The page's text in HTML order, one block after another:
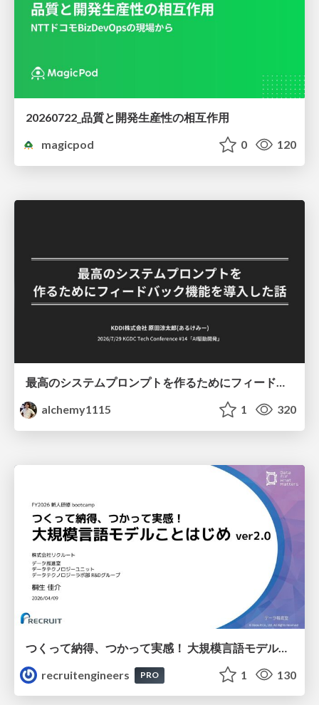
20260722_品質と開発生産性の相互作用
magicpod
0 120
最高のシステムプロンプトを作るためにフィードバック機能を導入した話
alchemy1115
1 320
つくって納得、つかって実感！ 大規模言語モデルことはじめ ver2.0
recruitengineers
PRO 1 130